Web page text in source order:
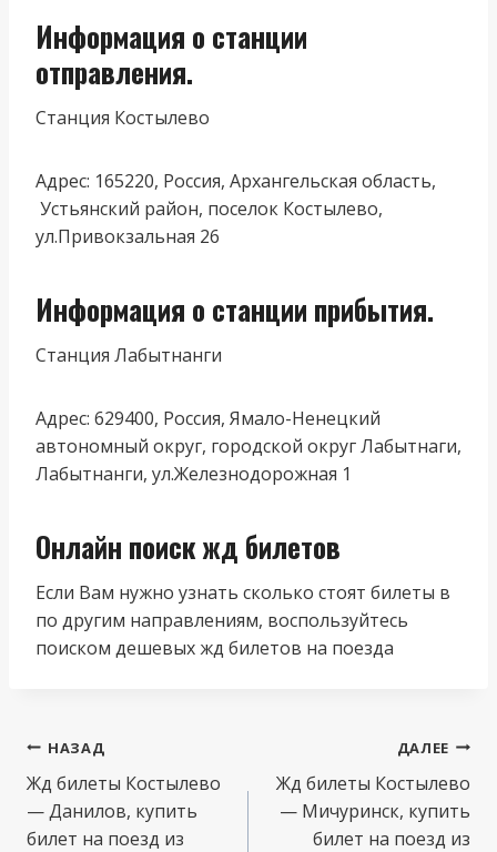
Информация о станции
отправления.
Станция Костылево
Адрес: 165220, Россия, Архангельская область,
Устьянский район, поселок Костылево,
ул.Привокзальная 26
Информация о станции прибытия.
Станция Лабытнанги
Адрес: 629400, Россия, Ямало-Ненецкий
автономный округ, городской округ Лабытнаги,
Лабытнанги, ул.Железнодорожная 1
Онлайн поиск жд билетов
Если Вам нужно узнать сколько стоят билеты в
по другим направлениям, воспользуйтесь
поиском дешевых жд билетов на поезда
Навигация
по
записям
НАЗАД
Жд билеты Костылево
— Данилов, купить
билет на поезд из
ДАЛЕЕ
Жд билеты Костылево
— Мичуринск, купить
билет на поезд из